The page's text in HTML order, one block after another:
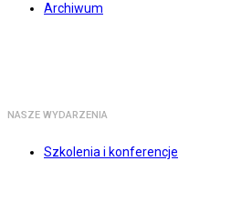
Archiwum
NASZE WYDARZENIA
Szkolenia i konferencje